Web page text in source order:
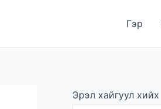
Гэр
Эрэл хайгуул хийх